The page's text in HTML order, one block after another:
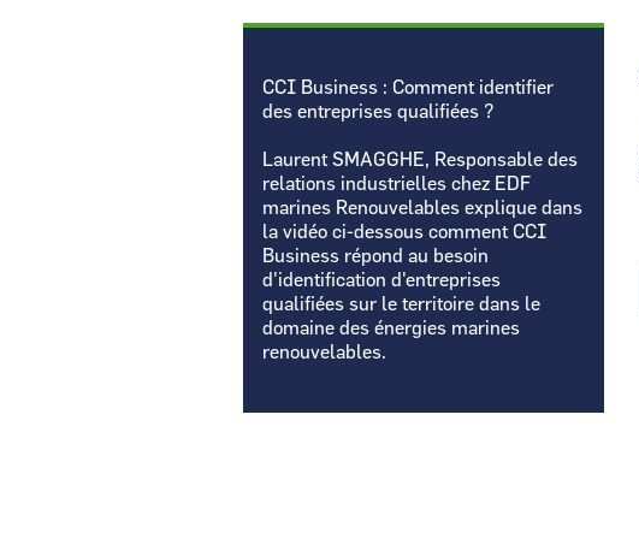
CCI Business : Comment identifier
des entreprises qualifiées ?
Laurent SMAGGHE, Responsable des
relations industrielles chez EDF
marines Renouvelables explique dans
la vidéo ci-dessous comment CCI
Business répond au besoin
d'identification d'entreprises
qualifiées sur le territoire dans le
domaine des énergies marines
renouvelables.